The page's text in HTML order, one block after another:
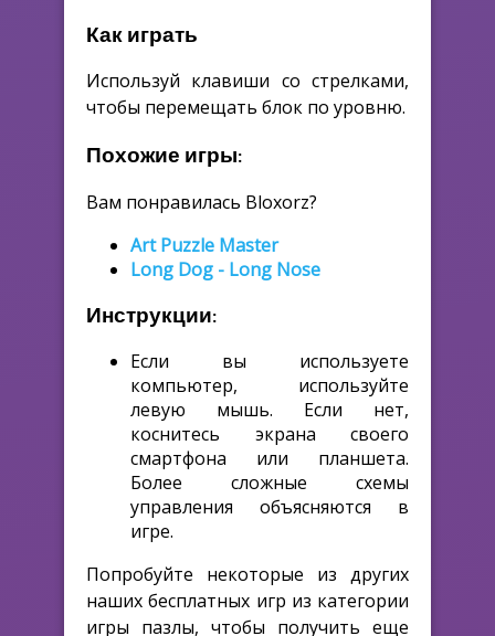
Как играть
Используй клавиши со стрелками,
чтобы перемещать блок по уровню.
Похожие игры:
Вам понравилась Bloxorz?
Art Puzzle Master
Long Dog - Long Nose
Инструкции:
Если вы используете
компьютер, используйте
левую мышь. Если нет,
коснитесь экрана своего
смартфона или планшета.
Более сложные схемы
управления объясняются в
игре.
Попробуйте некоторые из других
наших бесплатных игр из категории
игры пазлы, чтобы получить еще